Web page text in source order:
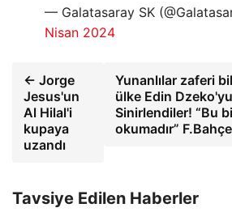
— Galatasaray SK
Nisan 2024
← Jorge
Jesus'un
Al Hilal'i
kupaya
uzandı
Yunanlılar zaferi
ülke Edin
Sinirlendiler! “Bu
okumadır”
Tavsiye Edilen Haberler